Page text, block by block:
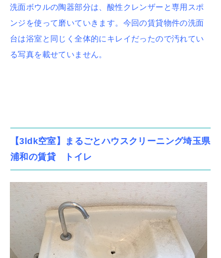
洗面ボウルの陶器部分は、酸性クレンザーと専用スポ
ンジを使って磨いていきます。今回の賃貸物件の洗面
台は浴室と同じく全体的にキレイだったので汚れてい
る写真を載せていません。
【3ldk空室】まるごとハウスクリーニング埼玉県
浦和の賃貸 トイレ